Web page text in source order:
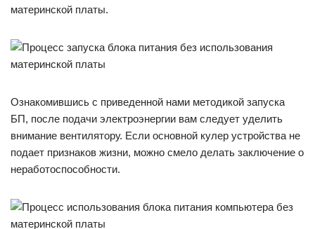
материнской платы.
Ознакомившись с приведенной нами методикой запуска
БП, после подачи электроэнергии вам следует уделить
внимание вентилятору. Если основной кулер устройства не
подает признаков жизни, можно смело делать заключение о
неработоспособности.